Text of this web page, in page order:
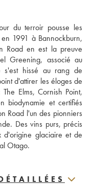
du terroir pousse les
1991 à Bannockburn,
Road en est la preuve
Greening, associé au
s'est hissé au rang de
d'attirer les éloges de
Elms, Cornish Point,
biodynamie et certifiés
Road l'un des pionniers
Des vins purs, précis
d'origine glaciaire et de
Otago.